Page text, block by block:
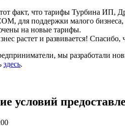
факт, что тарифы Турбина ИП,
для поддержки малого
на новые тарифы.
растет и развивается!
мы разработали
здесь.
условий